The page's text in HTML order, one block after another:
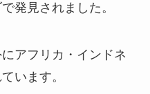
発見されました。
アフリカ・インドネ
います。